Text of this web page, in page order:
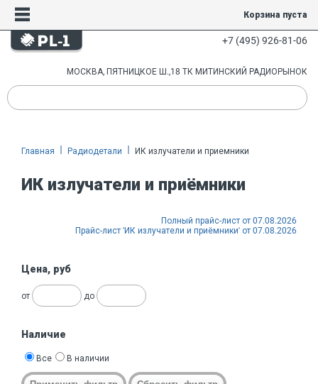
Корзина пуста
+7 (495) 926-81-06
МОСКВА, ПЯТНИЦКОЕ Ш.,18 ТК МИТИНСКИЙ РАДИОРЫНОК
Главная Радиодетали ИК излучатели и приемники
ИК излучатели и приёмники
Полный прайс-лист от 07.08.2026
Прайс-лист 'ИК излучатели и приёмники' от 07.08.2026
Цена, руб
от до
Наличие
Все В наличии